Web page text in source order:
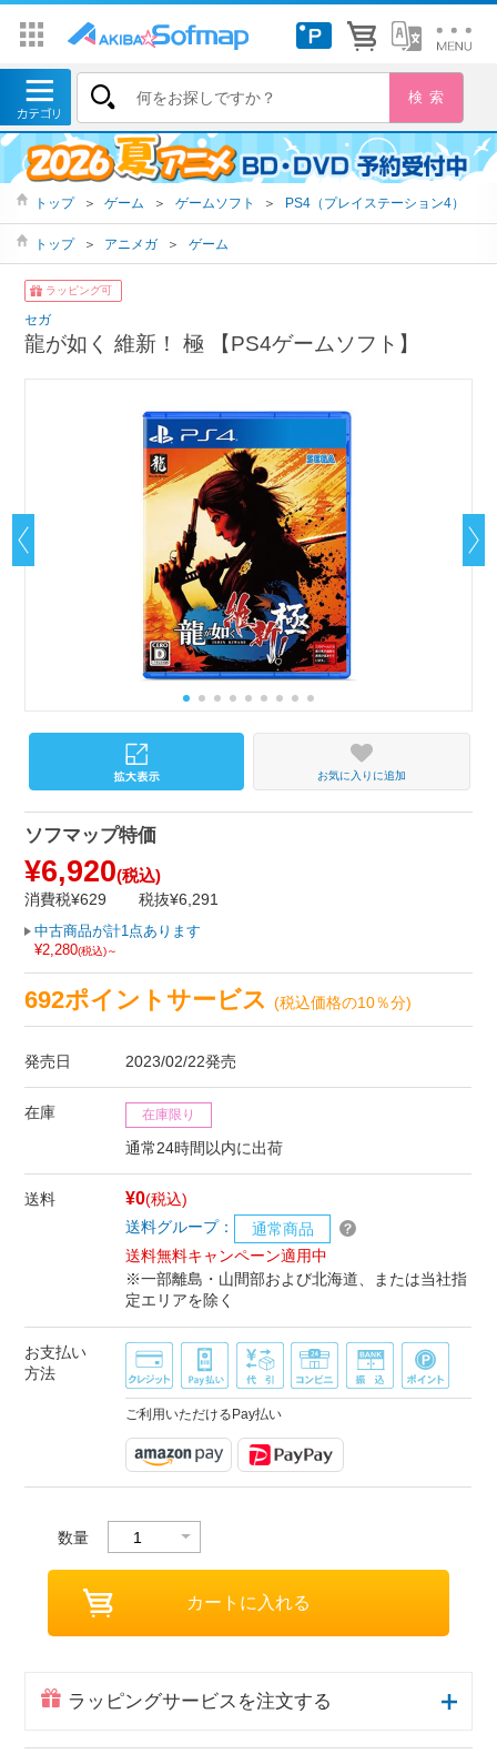
トップ ＞ ゲーム ＞ ゲームソフト ＞ PS4（プレイステーション4）
トップ ＞ アニメガ ＞ ゲーム
ラッピング可
セガ
龍が如く 維新！ 極 【PS4ゲームソフト】
お気に入りに追加
ソフマップ特価
¥6,920(税込)
消費税¥629 税抜¥6,291
中古商品が計1点あります
¥2,280(税込)～
692ポイントサービス(税込価格の10％分)
発売日 2023/02/22発売
在庫 在庫限り
通常24時間以内に出荷
送料 ¥0(税込)
送料グループ：
通常商品
送料無料キャンペーン適用中
※一部離島・山間部および北海道、または当社指
定エリアを除く
お支払い
方法
ご利用いただけるPay払い
数量
ラッピングサービスを注文する